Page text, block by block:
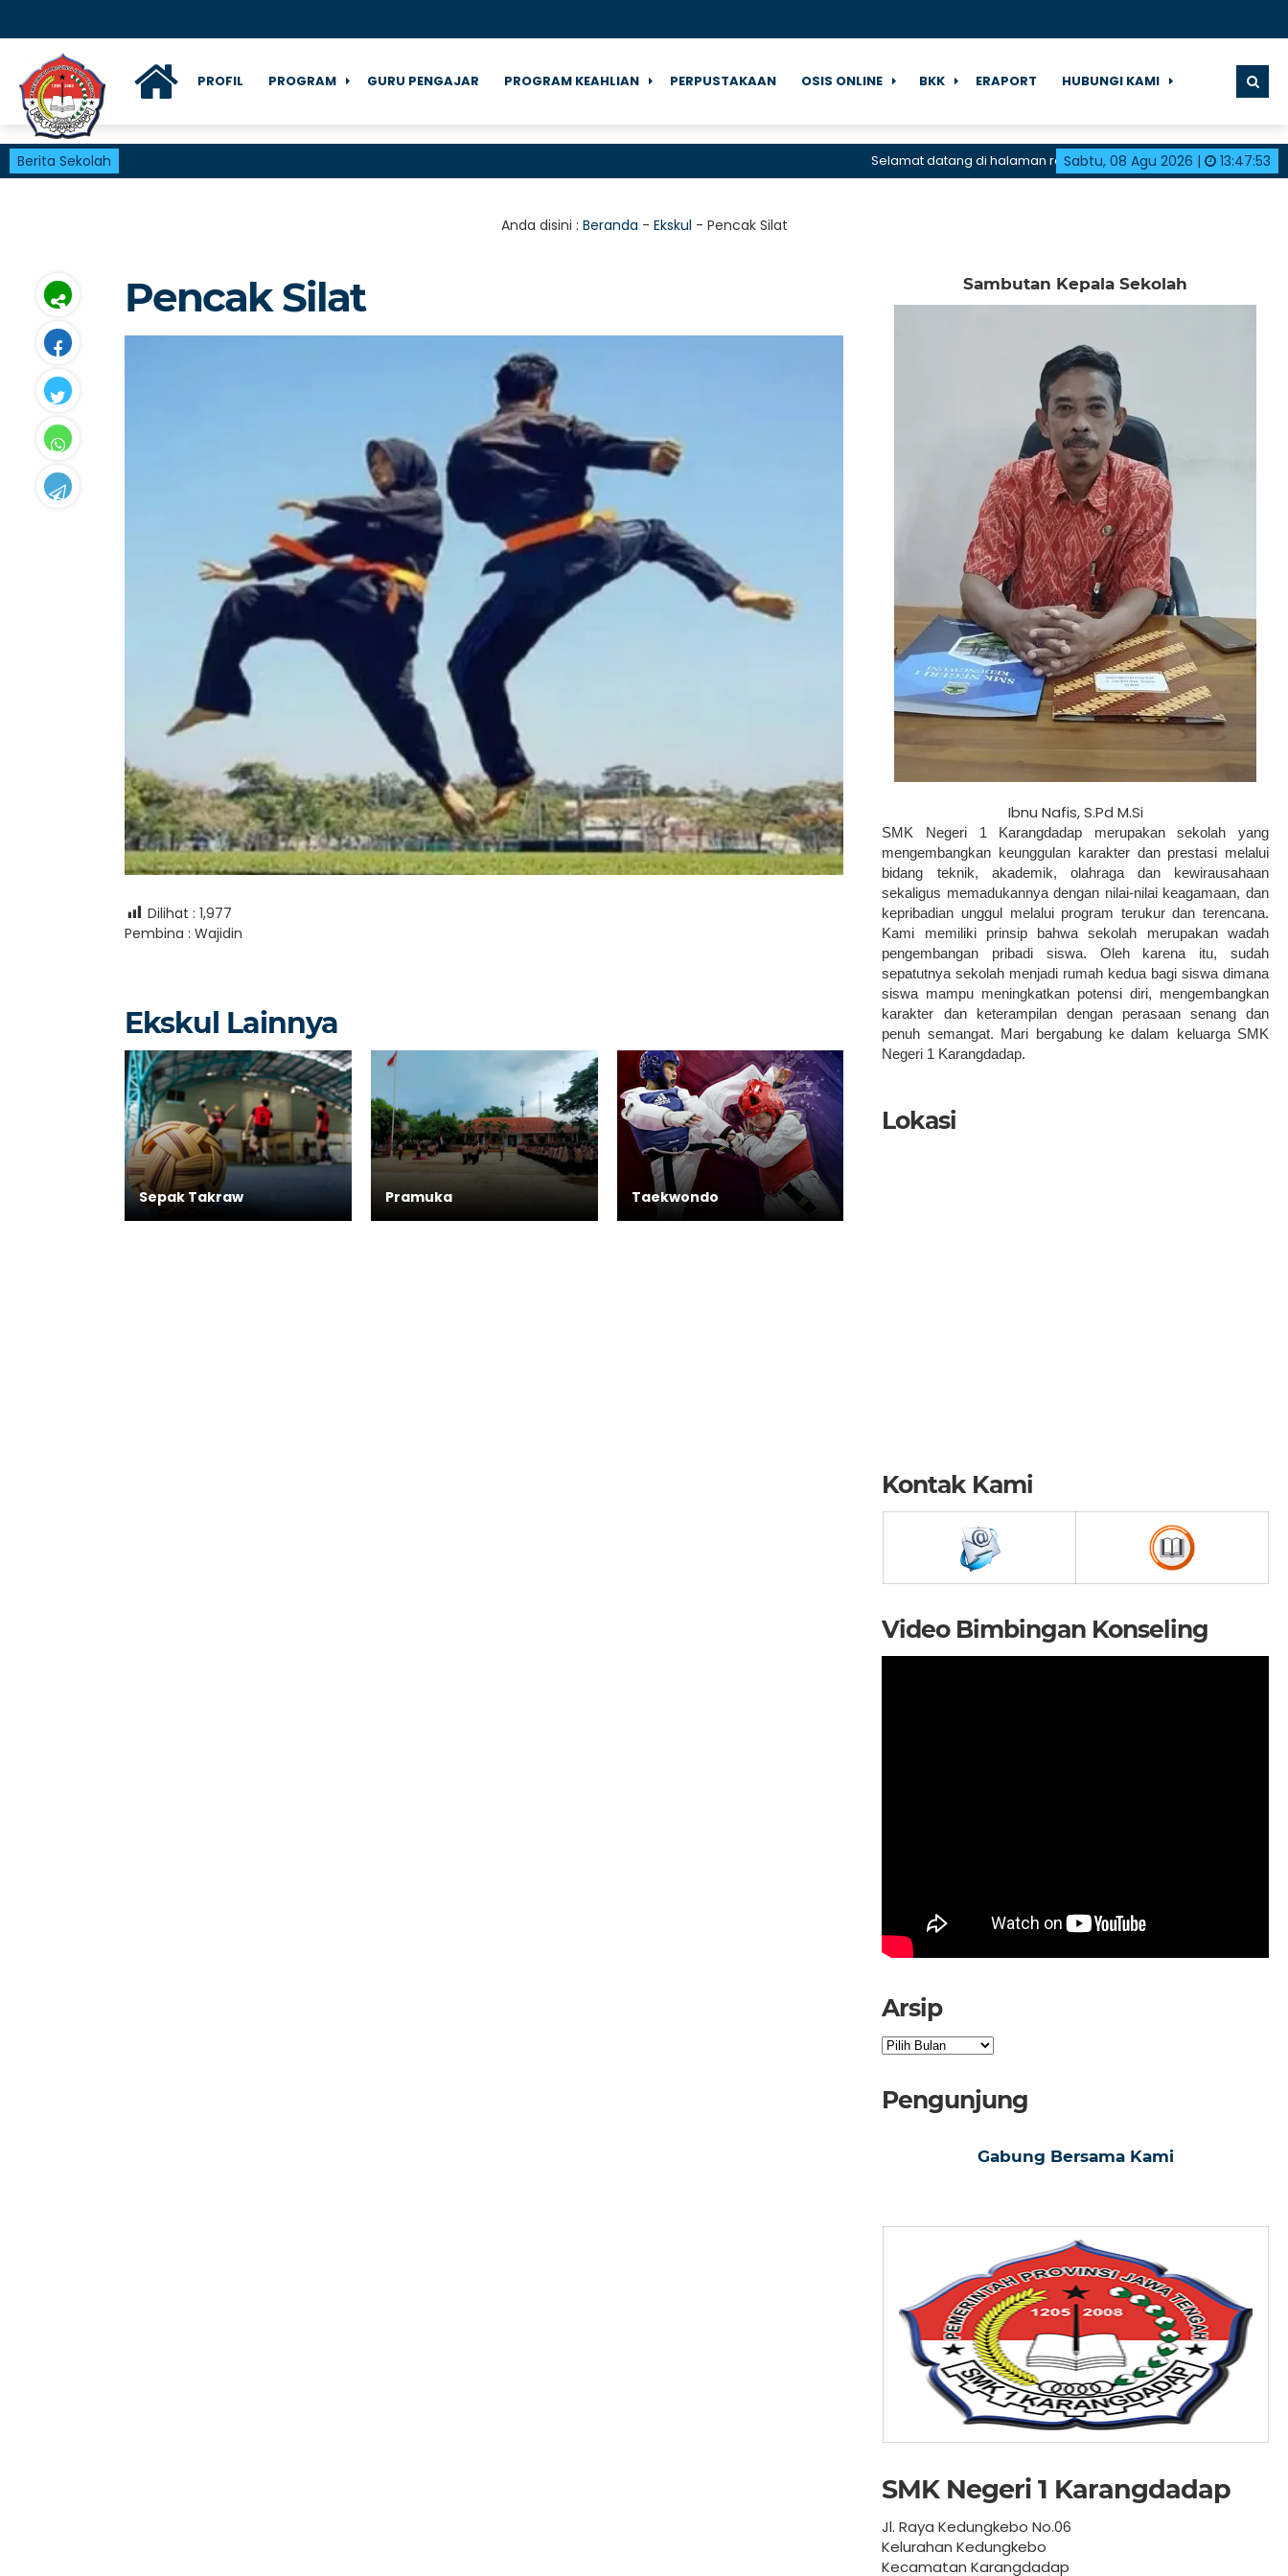
PROFIL PROGRAM GURU PENGAJAR PROGRAM KEAHLIAN PERPUSTAKAAN OSIS ONLINE BKK ERAPORT HUBUNGI KAMI
Berita Sekolah Sabtu, 08 Agu 2026 | 13:47:53
Selamat datang di halaman resmi SMK Negeri 1 Karangdadap
Anda disini : Beranda - Ekskul - Pencak Silat
Pencak Silat
Dilihat : 1,977
Pembina : Wajidin
Ekskul Lainnya
Sepak Takraw Pramuka Taekwondo
Sambutan Kepala Sekolah
Ibnu Nafis, S.Pd M.Si
SMK Negeri 1 Karangdadap merupakan sekolah yang
mengembangkan keunggulan karakter dan prestasi melalui
bidang teknik, akademik, olahraga dan kewirausahaan
sekaligus memadukannya dengan nilai-nilai keagamaan, dan
kepribadian unggul melalui program terukur dan terencana.
Kami memiliki prinsip bahwa sekolah merupakan wadah
pengembangan pribadi siswa. Oleh karena itu, sudah
sepatutnya sekolah menjadi rumah kedua bagi siswa dimana
siswa mampu meningkatkan potensi diri, mengembangkan
karakter dan keterampilan dengan perasaan senang dan
penuh semangat. Mari bergabung ke dalam keluarga SMK
Negeri 1 Karangdadap.
Lokasi
Kontak Kami
Video Bimbingan Konseling
Arsip
Arsip
Pengunjung
Gabung Bersama Kami
SMK Negeri 1 Karangdadap
Jl. Raya Kedungkebo No.06
Kelurahan Kedungkebo
Kecamatan Karangdadap